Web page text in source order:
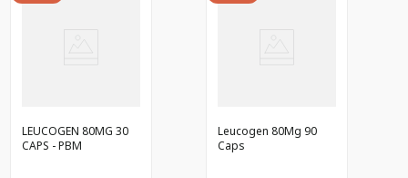
LEUCOGEN 80MG 30
CAPS - PBM
Leucogen 80Mg 90
Caps